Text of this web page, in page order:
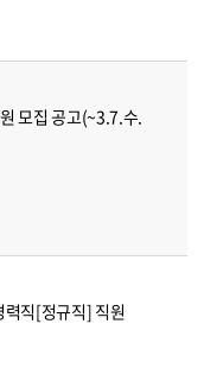
모집 공고(~3.7.수.
력직[정규직] 직원